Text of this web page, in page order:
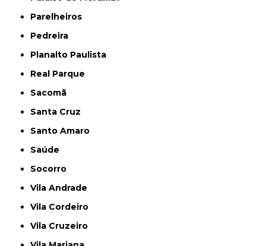
Parelheiros
Pedreira
Planalto Paulista
Real Parque
Sacomã
Santa Cruz
Santo Amaro
Saúde
Socorro
Vila Andrade
Vila Cordeiro
Vila Cruzeiro